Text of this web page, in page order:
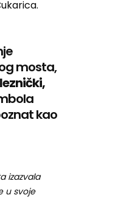
mosta,
kao
izazvala
u svoje